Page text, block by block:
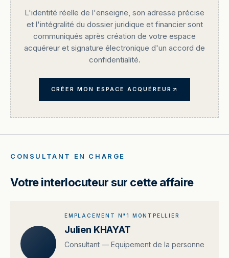
L'identité réelle de l'enseigne, son adresse précise
et l'intégralité du dossier juridique et financier sont
communiqués après création de votre espace
acquéreur et signature électronique d'un accord de
confidentialité.
CRÉER MON ESPACE ACQUÉREUR
CONSULTANT EN CHARGE
Votre interlocuteur sur cette affaire
EMPLACEMENT N°1 MONTPELLIER
Julien KHAYAT
Consultant — Equipement de la personne